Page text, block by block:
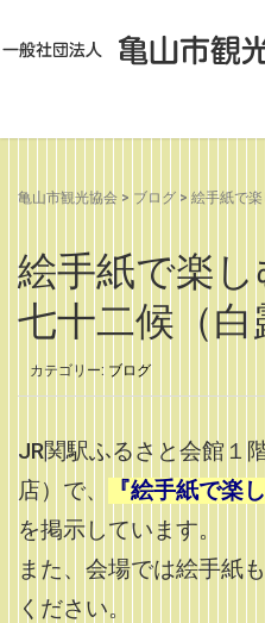
亀山市観光協会 > ブログ > 絵手紙で楽
絵手紙で楽
七十二候（白
カテゴリー: ブログ
JR関駅ふるさと会館１
店）で、
『絵手紙で楽
を掲示しています。
また、会場では絵手紙
ください。